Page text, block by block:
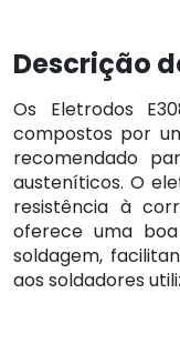
Descrição
Os Eletrodos
compostos por
recomendado
austeníticos. O
resistência à
oferece uma
soldagem,
aos soldadores